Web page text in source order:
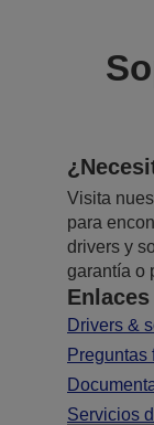
Visita
para
drivers y
garantía o
Drivers &
Preguntas
Servicios